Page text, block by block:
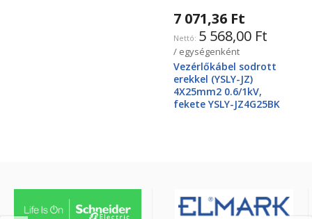
7 071,36 Ft
5 568,00 Ft
/ egységenként
Vezérlőkábel sodrott
erekkel (YSLY-JZ)
4X25mm2 0.6/1kV,
fekete YSLY-JZ4G25BK